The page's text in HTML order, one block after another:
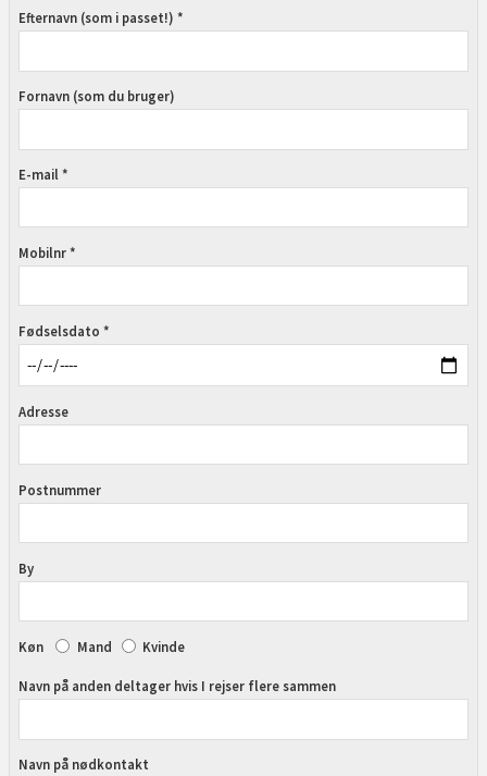
Efternavn (som i passet!) *
Fornavn (som du bruger)
E-mail *
Mobilnr *
Fødselsdato *
Adresse
Postnummer
By
Køn Mand Kvinde
Navn på anden deltager hvis I rejser flere sammen
Navn på nødkontakt